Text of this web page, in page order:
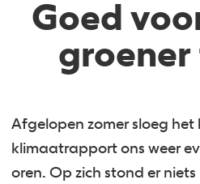
Goed
Afgelopen zomer sloeg het
klimaatrapport ons weer
oren. Op zich stond er niets